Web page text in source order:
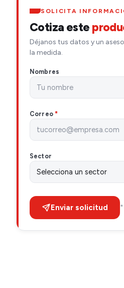
SOLICITA
Cotiza este
Déjanos tus datos y un
la medida.
Nombres
Correo *
Sector
Enviar solicitud